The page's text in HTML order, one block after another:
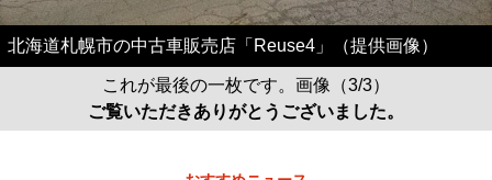
北海道札幌市の中古車販売店「Reuse4」（提供画像）
これが最後の一枚です。画像（3/3）
ご覧いただきありがとうございました。